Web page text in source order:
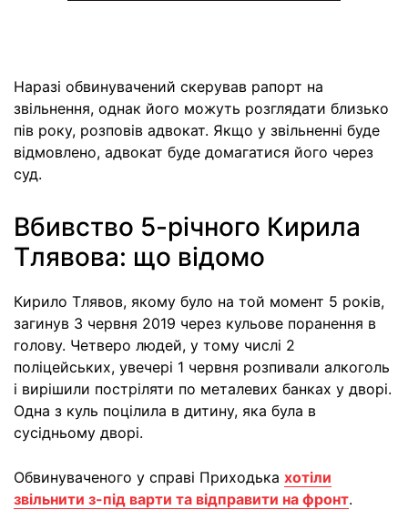
Наразі обвинувачений скерував рапорт на
звільнення, однак його можуть розглядати близько
пів року, розповів адвокат. Якщо у звільненні буде
відмовлено, адвокат буде домагатися його через
суд.
Вбивство 5-річного Кирила
Тлявова: що відомо
Кирило Тлявов, якому було на той момент 5 років,
загинув 3 червня 2019 через кульове поранення в
голову. Четверо людей, у тому числі 2
поліцейських, увечері 1 червня розпивали алкоголь
і вирішили постріляти по металевих банках у дворі.
Одна з куль поцілила в дитину, яка була в
сусідньому дворі.
Обвинуваченого у справі Приходька хотіли
звільнити з-під варти та відправити на фронт.